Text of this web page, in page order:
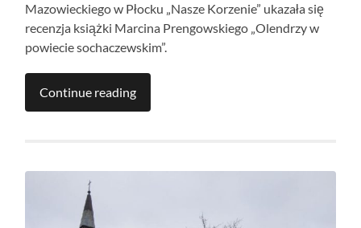
Mazowieckiego w Płocku „Nasze Korzenie” ukazała się
recenzja książki Marcina Prengowskiego „Olendrzy w
powiecie sochaczewskim”.
Continue reading